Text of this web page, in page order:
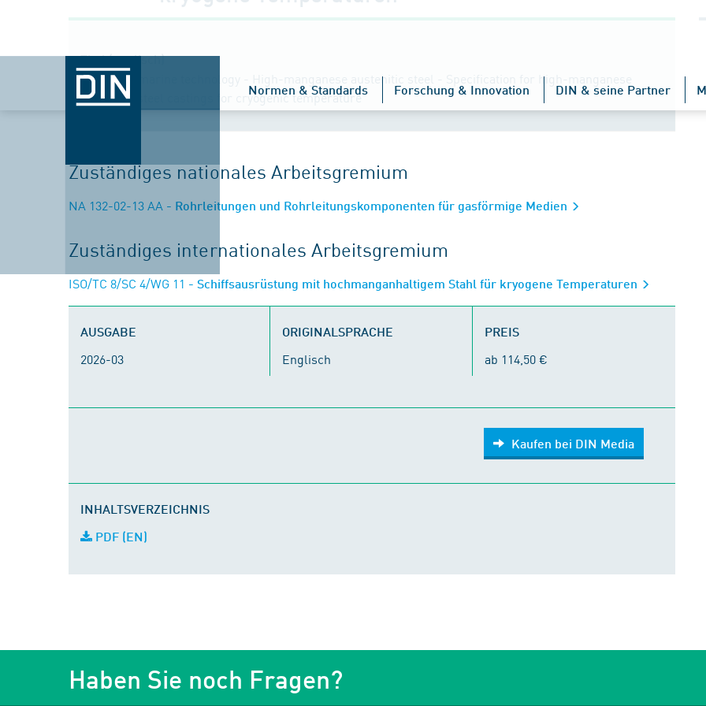
Normen & Standards Forschung & Innovation DIN & seine Partner
Titel (englisch)
Ships and marine technology - High-manganese austenitic steel - Specification for high-manganese
austenitic steel castings for cryogenic temperature
Zuständiges nationales Arbeitsgremium
NA 132-02-13 AA - Rohrleitungen und Rohrleitungskomponenten für gasförmige Medien
Zuständiges internationales Arbeitsgremium
ISO/TC 8/SC 4/WG 11 - Schiffsausrüstung mit hochmanganhaltigem Stahl für kryogene Temperaturen
AUSGABE
2026-03
ORIGINALSPRACHE
Englisch
PREIS
ab 114,50 €
Kaufen bei DIN Media
INHALTSVERZEICHNIS
PDF (EN)
Haben Sie noch Fragen?